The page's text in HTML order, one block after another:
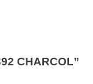
CHARCOL”